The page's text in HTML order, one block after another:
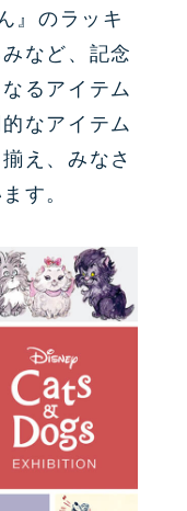
』のラッキ
など、記念
るアイテム
なアイテム
え、みなさ
す。